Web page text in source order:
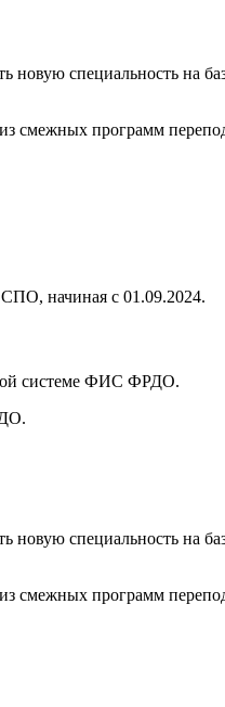
новую специальность на
смежных программ
начиная с 01.09.2024.
системе ФИС ФРДО.
новую специальность на
смежных программ